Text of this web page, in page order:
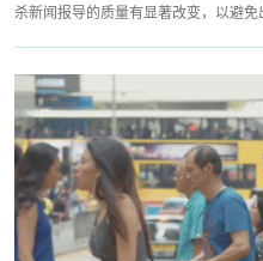
杀新闻报导的质量有显著改变，以避免